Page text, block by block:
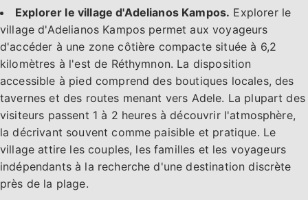
Explorer le village d'Adelianos Kampos. Explorer le
village d'Adelianos Kampos permet aux voyageurs
d'accéder à une zone côtière compacte située à 6,2
kilomètres à l'est de Réthymnon. La disposition
accessible à pied comprend des boutiques locales, des
tavernes et des routes menant vers Adele. La plupart des
visiteurs passent 1 à 2 heures à découvrir l'atmosphère,
la décrivant souvent comme paisible et pratique. Le
village attire les couples, les familles et les voyageurs
indépendants à la recherche d'une destination discrète
près de la plage.